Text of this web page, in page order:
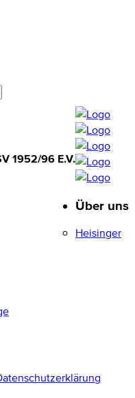
1952/96 E.V.
1952/96 E.V.
Über uns
Heisinger